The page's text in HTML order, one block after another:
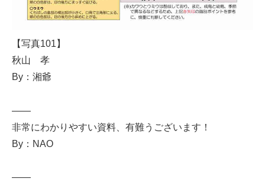
【写真101】
秋山 孝
By：湘爺
——
非常にわかりやすい資料、有難うございます！
By：NAO
——